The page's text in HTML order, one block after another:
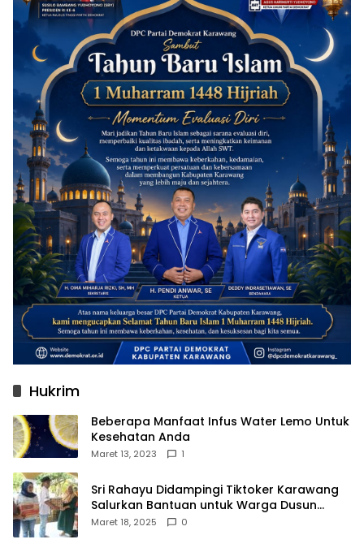
Hukrim
Beberapa Manfaat Infus Water Lemo Untuk
Kesehatan Anda
Maret 13, 2023 1
Sri Rahayu Didampingi Tiktoker Karawang
Salurkan Bantuan untuk Warga Dusun
Kampek Desa Karangligar
Maret 18, 2025 0